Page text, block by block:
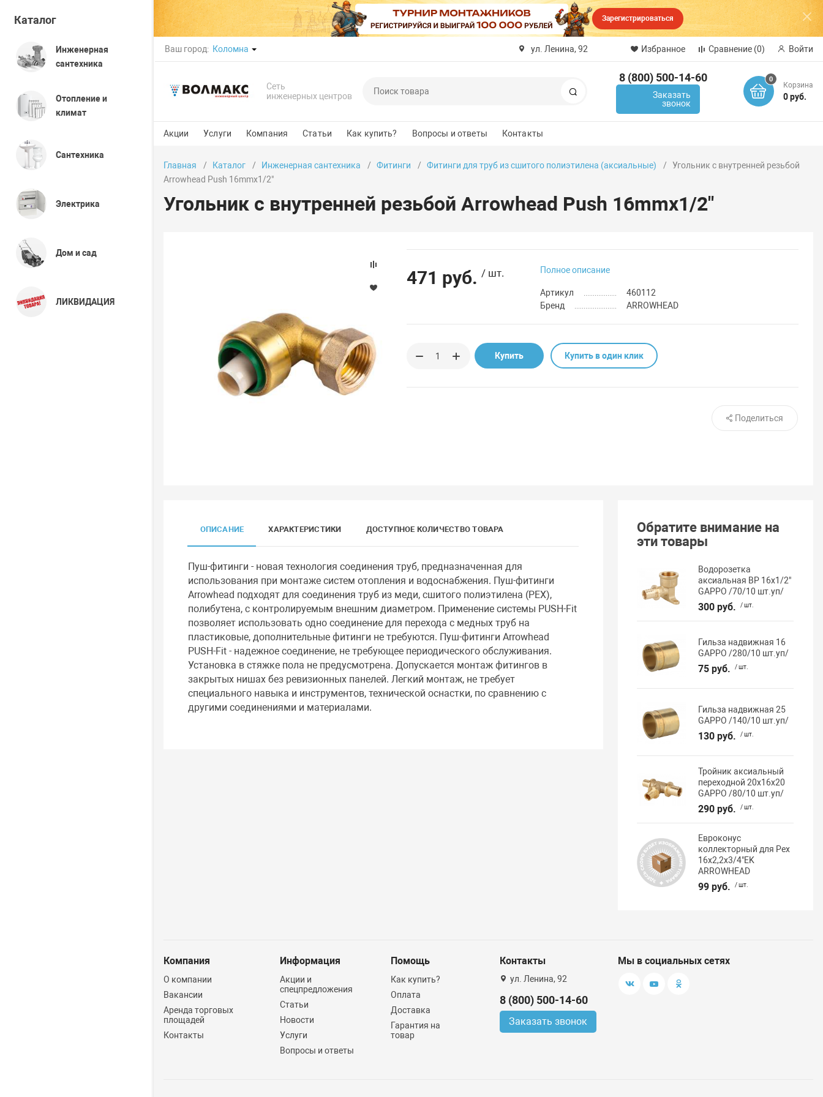
Зарегистрироваться
Ваш город: Коломна ул. Ленина, 92 Избранное Сравнение (0) Войти
Сеть
инженерных центров
8 (800) 500-14-60
Заказать
звонок
0
Корзина
0 руб.
Акции Услуги Компания Статьи Как купить? Вопросы и ответы Контакты
Каталог
Инженерная
сантехника
Отопление и
климат
Сантехника
Электрика
Дом и сад
ЛИКВИДАЦИЯ
Главная Каталог Инженерная сантехника Фитинги Фитинги для труб из сшитого полиэтилена (аксиальные)
Угольник с внутренней резьбой
Arrowhead Push 16mmx1/2"
Угольник с внутренней резьбой Arrowhead Push 16mmx1/2"
471 руб. / шт. Полное описание
Артикул
460112
Бренд
ARROWHEAD
Купить Купить в один клик
Поделиться
ОПИСАНИЕ ХАРАКТЕРИСТИКИ ДОСТУПНОЕ КОЛИЧЕСТВО ТОВАРА
Пуш-фитинги - новая технология соединения труб, предназначенная для
использования при монтаже систем отопления и водоснабжения. Пуш-фитинги
Arrowhead подходят для соединения труб из меди, сшитого полиэтилена (РЕХ),
полибутена, с контролируемым внешним диаметром. Применение системы PUSH-Fit
позволяет использовать одно соединение для перехода с медных труб на
пластиковые, дополнительные фитинги не требуются. Пуш-фитинги Arrowhead
PUSH-Fit - надежное соединение, не требующее периодического обслуживания.
Установка в стяжке пола не предусмотрена. Допускается монтаж фитингов в
закрытых нишах без ревизионных панелей. Легкий монтаж, не требует
специального навыка и инструментов, технической оснастки, по сравнению с
другими соединениями и материалами.
Обратите внимание на
эти товары
Водорозетка
аксиальная ВР 16х1/2"
GAPPO /70/10 шт.уп/
300 руб. / шт.
Гильза надвижная 16
GAPPO /280/10 шт.уп/
75 руб. / шт.
Гильза надвижная 25
GAPPO /140/10 шт.уп/
130 руб. / шт.
Тройник аксиальный
переходной 20х16х20
GAPPO /80/10 шт.уп/
290 руб. / шт.
Евроконус
коллекторный для Pex
16х2,2х3/4"EK
ARROWHEAD
99 руб. / шт.
Компания
О компании
Вакансии
Аренда торговых
площадей
Контакты
Информация
Акции и
спецпредложения
Статьи
Новости
Услуги
Вопросы и ответы
Помощь
Как купить?
Оплата
Доставка
Гарантия на
товар
Контакты
ул. Ленина, 92
8 (800) 500-14-60
Заказать звонок
Мы в социальных сетях